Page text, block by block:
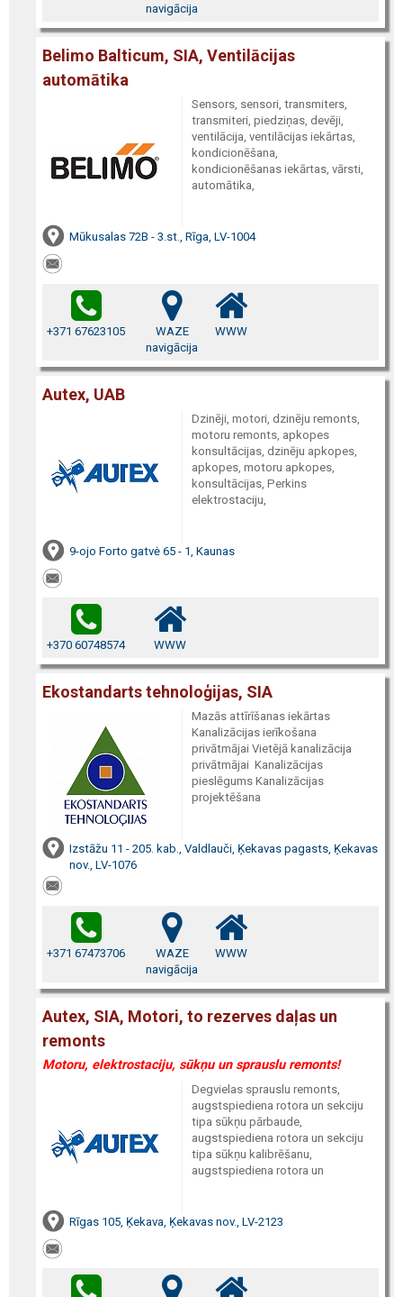
navigācija
Belimo Balticum, SIA, Ventilācijas
automātika
Sensors, sensori, transmiters,
transmiteri, piedziņas, devēji,
ventilācija, ventilācijas iekārtas,
kondicionēšana,
kondicionēšanas iekārtas, vārsti,
automātika,
Mūkusalas 72B - 3.st., Rīga, LV-1004
+371 67623105
WAZE
navigācija
WWW
Autex, UAB
Dzinēji, motori, dzinēju remonts,
motoru remonts, apkopes
konsultācijas, dzinēju apkopes,
apkopes, motoru apkopes,
konsultācijas, Perkins
elektrostaciju,
9-ojo Forto gatvė 65 - 1, Kaunas
+370 60748574 WWW
Ekostandarts tehnoloģijas, SIA
Mazās attīrīšanas iekārtas
Kanalizācijas ierīkošana
privātmājai Vietējā kanalizācija
privātmājai Kanalizācijas
pieslēgums Kanalizācijas
projektēšana
Izstāžu 11 - 205. kab., Valdlauči, Ķekavas pagasts, Ķekavas
nov., LV-1076
+371 67473706
WAZE
navigācija
WWW
Autex, SIA, Motori, to rezerves daļas un
remonts
Motoru, elektrostaciju, sūkņu un sprauslu remonts!
Degvielas sprauslu remonts,
augstspiediena rotora un sekciju
tipa sūkņu pārbaude,
augstspiediena rotora un sekciju
tipa sūkņu kalibrēšanu,
augstspiediena rotora un
Rīgas 105, Ķekava, Ķekavas nov., LV-2123